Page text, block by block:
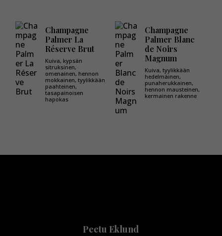
Champagne
Palmer La
Réserve Brut
Kuiva, kypsän
sitruksinen,
omenainen, hennon
mokkainen, tyylikkään
paahteinen,
tasapainoisen
hapokas
Champagne
Palmer Blanc
de Noirs
Magnum
Kuiva, tyylikkään
hedelmäinen,
punaherukkainen,
hennon mausteinen,
kermainen rakenne
Peetu Eklund